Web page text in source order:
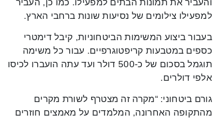
למפעילו צילומים של נסיעות שונות ברחבי הארץ.
בעבור ביצוע המשימות הביטחוניות, קיבל דימטרי
כספים במטבעות קריפטוגרפיים. עבור כל משימה
תוגמל בסכום של כ-500 דולר ועד עתה הועברו לכיסו
אלפי דולרים.
גורם ביטחוני: “מקרה זה מצטרף לשורת מקרים
מהתקופה האחרונה, המלמדים על מאמצים חוזרים